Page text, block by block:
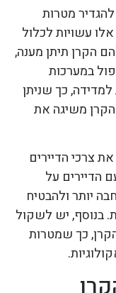
מטרות
עשויות לכלול
הקרן תיתן מענה,
במערכות
כך שניתן
משיגה את
צרכי הדיירים
הדיירים על
יותר ולהבטיח
בנוסף, יש לשקול
כך שמטרות